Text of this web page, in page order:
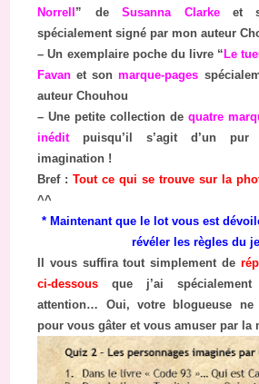
Norrell ” deSusanna Clarkeet
spécialement signé par mon auteur
– Un exemplaire poche du livre “ Le
Favan et sonmarque-pages
auteur Chouhou
– Une petite collection de quatre
inéditpuisqu’il s’agit d’un pur
imagination !
Bref :Tout ce qui se trouve sur la
^^
* Maintenant que le lot vous est
révéler les règles du
Il vous suffira tout simplement de
ci-dessous que j’ai
attention… Oui, votre blogueuse ne
pour vous gâter et vous amuser par la